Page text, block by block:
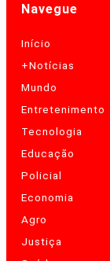
Navegue
Início
+Notícias
Mundo
Entretenimento
Tecnologia
Educação
Policial
Economia
Agro
Justiça